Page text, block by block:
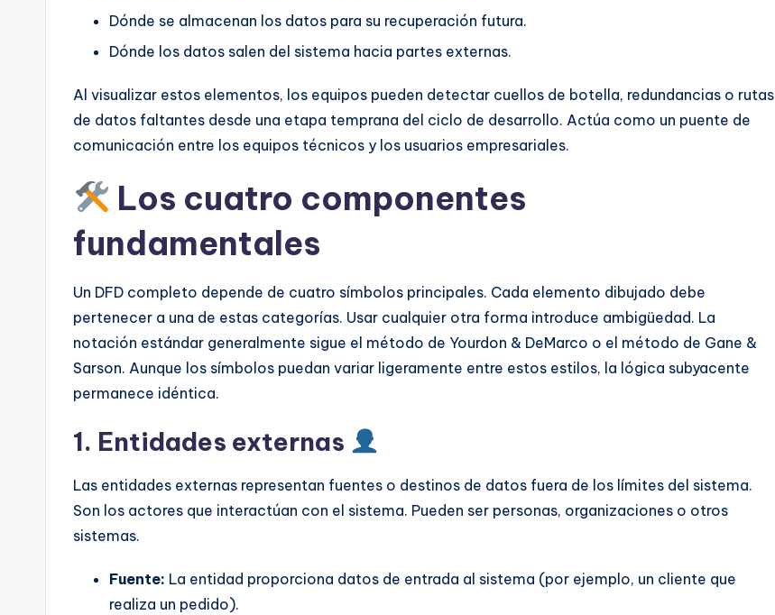
tr
Dónde se almacenan los datos para su recuperación futura.
Dónde los datos salen del sistema hacia partes externas.
Al visualizar estos elementos, los equipos pueden detectar cuellos de botella, redundancias o rutas
de datos faltantes desde una etapa temprana del ciclo de desarrollo. Actúa como un puente de
comunicación entre los equipos técnicos y los usuarios empresariales.
Los cuatro componentes
fundamentales
Un DFD completo depende de cuatro símbolos principales. Cada elemento dibujado debe
pertenecer a una de estas categorías. Usar cualquier otra forma introduce ambigüedad. La
notación estándar generalmente sigue el método de Yourdon & DeMarco o el método de Gane &
Sarson. Aunque los símbolos puedan variar ligeramente entre estos estilos, la lógica subyacente
permanece idéntica.
1. Entidades externas
Las entidades externas representan fuentes o destinos de datos fuera de los límites del sistema.
Son los actores que interactúan con el sistema. Pueden ser personas, organizaciones o otros
sistemas.
Fuente: La entidad proporciona datos de entrada al sistema (por ejemplo, un cliente que
realiza un pedido).